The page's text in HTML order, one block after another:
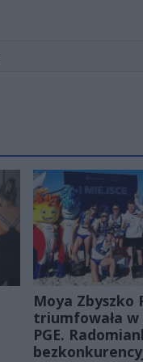
Moya Zbyszko
triumfowała w
PGE.